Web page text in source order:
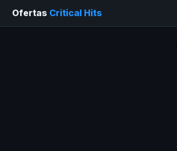
Ofertas Critical Hits